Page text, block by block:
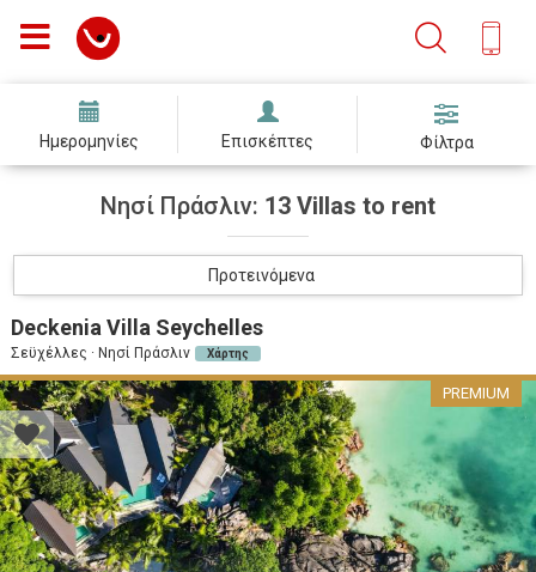
Ημερομηνίες Επισκέπτες Φίλτρα
Νησί Πράσλιν: 13 Villas to rent
Προτεινόμενα
Deckenia Villa Seychelles
Σεϋχέλλες · Νησί Πράσλιν Χάρτης
PREMIUM